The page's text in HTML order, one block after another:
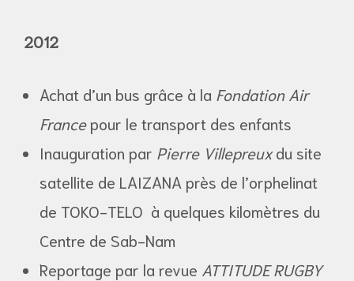
2012
Achat d’un bus grâce à la Fondation Air
Francepour le transport des enfants
Inauguration par Pierre Villepreuxdu site
satellite de LAIZANA près de l’orphelinat
de TOKO-TELO à quelques kilomètres du
Centre de Sab-Nam
Reportage par la revue ATTITUDE RUGBY